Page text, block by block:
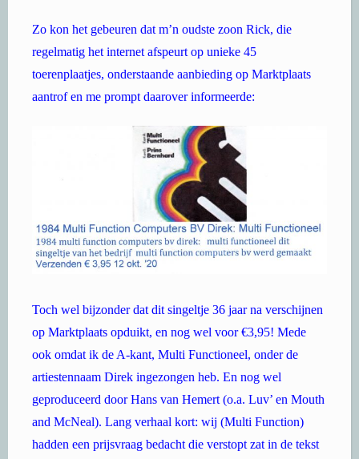
Zo kon het gebeuren dat m’n oudste zoon Rick, die
regelmatig het internet afspeurt op unieke 45
toerenplaatjes, onderstaande aanbieding op Marktplaats
aantrof en me prompt daarover informeerde:
Toch wel bijzonder dat dit singeltje 36 jaar na verschijnen
op Marktplaats opduikt, en nog wel voor €3,95! Mede
ook omdat ik de A-kant, Multi Functioneel, onder de
artiestennaam Direk ingezongen heb. En nog wel
geproduceerd door Hans van Hemert (o.a. Luv’ en Mouth
and McNeal). Lang verhaal kort: wij (Multi Function)
hadden een prijsvraag bedacht die verstopt zat in de tekst